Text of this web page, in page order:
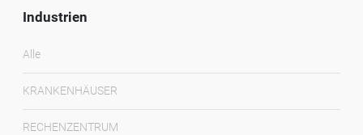
Industrien
Alle
KRANKENHÄUSER
RECHENZENTRUM